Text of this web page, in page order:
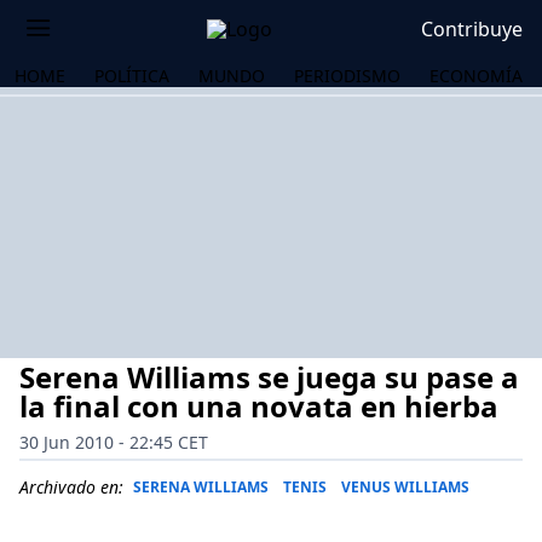
Contribuye
HOME POLÍTICA MUNDO PERIODISMO ECONOMÍA
Serena Williams se juega su pase a
la final con una novata en hierba
30 Jun 2010 - 22:45 CET
Archivado en: SERENA WILLIAMS TENIS VENUS WILLIAMS